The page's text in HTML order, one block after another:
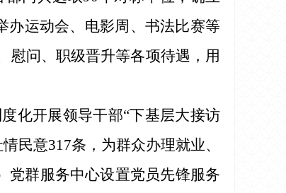
办运动会、电影周、书法比赛等
慰问、职级晋升等各项待遇，用
化开展领导干部“下基层大接访
民意317条，为群众办理就业、
党群服务中心设置党员先锋服务